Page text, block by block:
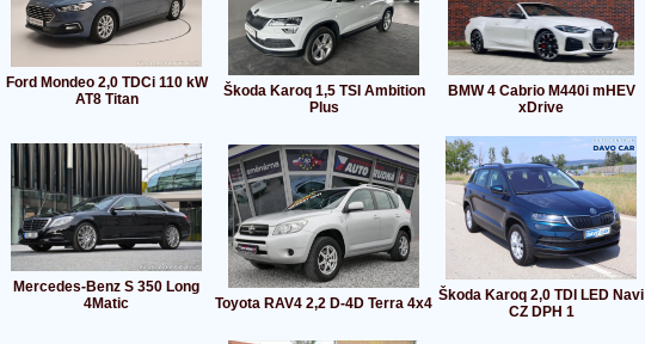
Ford Mondeo 2,0 TDCi 110 kW
AT8 Titan
Škoda Karoq 1,5 TSI Ambition
Plus
BMW 4 Cabrio M440i mHEV
xDrive
Mercedes-Benz S 350 Long
4Matic
Toyota RAV4 2,2 D-4D Terra 4x4 Škoda Karoq 2,0 TDI LED Navi
CZ DPH 1